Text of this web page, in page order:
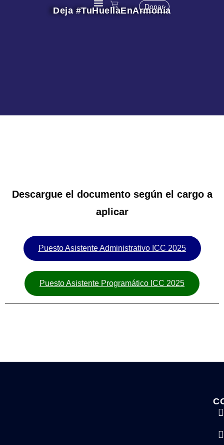
Donar
Deja #TuHuellaEnArmonía
Descargue el documento según el cargo a
aplicar
Puesto Asistente Administrativo ICC 2025
Puesto Asistente Programático ICC 2025